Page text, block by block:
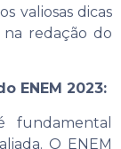
valiosas dicas
redação do
ENEM 2023:
fundamental
O ENEM